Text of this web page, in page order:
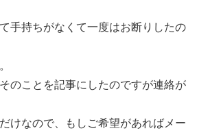
手持ちがなくて一度はお断りしたの
のことを記事にしたのですが連絡が
けなので、もしご希望があればメー